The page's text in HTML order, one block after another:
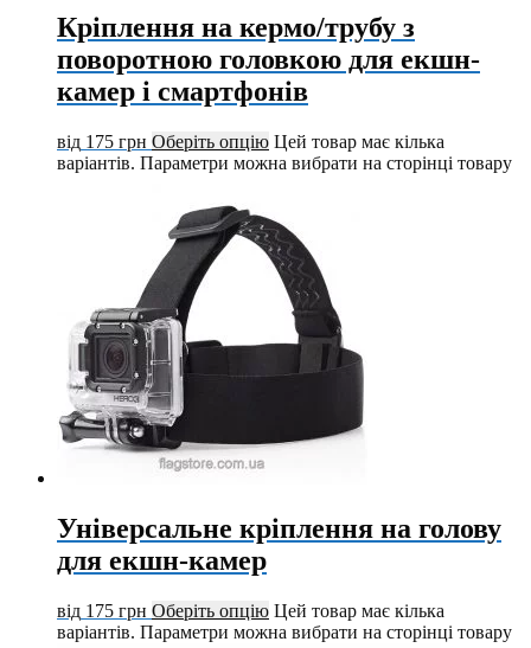
Кріплення на кермо/трубу з
поворотною головкою для екшн-
камер і смартфонів
від 175 грн Оберіть опцію Цей товар має кілька
варіантів. Параметри можна вибрати на сторінці товару
Універсальне кріплення на голову
для екшн-камер
від 175 грн Оберіть опцію Цей товар має кілька
варіантів. Параметри можна вибрати на сторінці товару